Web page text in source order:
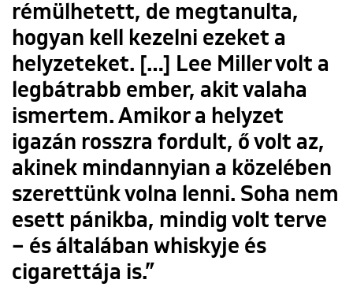
rémülhetett, de megtanulta,
hogyan kell kezelni ezeket a
helyzeteket. […] Lee Miller volt a
legbátrabb ember, akit valaha
ismertem. Amikor a helyzet
igazán rosszra fordult, ő volt az,
akinek mindannyian a közelében
szerettünk volna lenni. Soha nem
esett pánikba, mindig volt terve
– és általában whiskyje és
cigarettája is.”